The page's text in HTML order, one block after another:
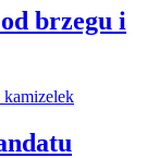
brzegu i